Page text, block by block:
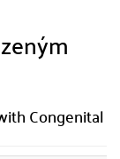
Congenital